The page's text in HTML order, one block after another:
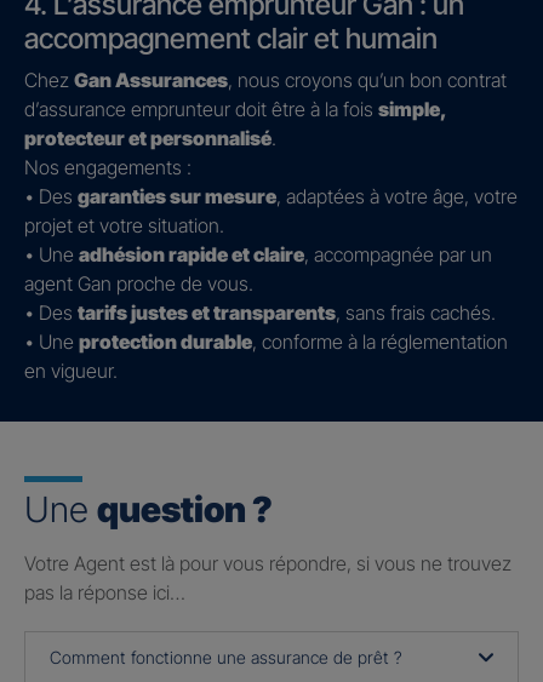
accompagnement clair et humain
Chez Gan Assurances, nous croyons qu’un bon contrat
d’assurance emprunteur doit être à la fois simple,
protecteur et personnalisé.
Nos engagements :
• Des garanties sur mesure, adaptées à votre âge, votre
projet et votre situation.
• Une adhésion rapide et claire, accompagnée par un
agent Gan proche de vous.
• Des tarifs justes et transparents, sans frais cachés.
• Une protection durable, conforme à la réglementation
en vigueur.
Une question ?
Votre Agent est là pour vous répondre, si vous ne trouvez
pas la réponse ici…
Comment fonctionne une assurance de prêt ?